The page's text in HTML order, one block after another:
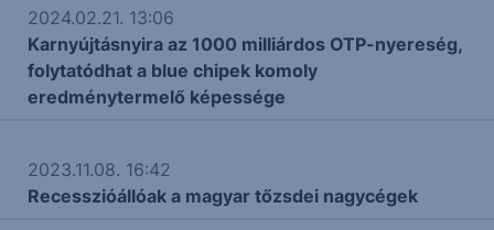
2024.02.21. 13:06
Karnyújtásnyira az 1000 milliárdos OTP-nyereség,
folytatódhat a blue chipek komoly
eredménytermelő képessége
2023.11.08. 16:42
Recesszióállóak a magyar tőzsdei nagycégek